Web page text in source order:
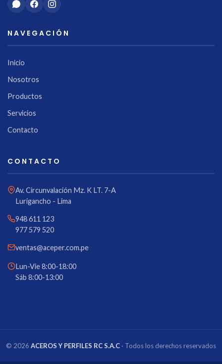
NAVEGACIÓN
Inicio
Nosotros
Productos
Servicios
Contacto
CONTACTO
Av. Circunvalación Mz. K LT. 7-A
Lurigancho - Lima
948 611 123
977 579 520
ventas@aceper.com.pe
Lun-Vie 8:00-18:00
Sáb 8:00-13:00
© 2026 ACEROS Y PERFILES RC S.A.C · Todos los derechos reservados